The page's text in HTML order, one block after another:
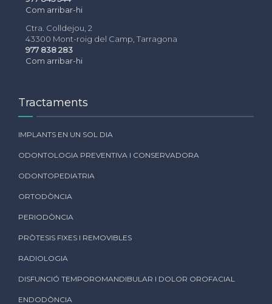
Com arribar-hi
Ctra. Colldejou, 2
43300 Mont-roig del Camp, Tarragona
977 838 283
Com arribar-hi
Tractaments
IMPLANTS EN UN SOL DIA
ODONTOLOGIA PREVENTIVA I CONSERVADORA
ODONTOPEDIATRIA
ORTODÒNCIA
PERIODÒNCIA
PRÒTESIS FIXES I REMOVIBLES
RADIOLOGIA
DISFUNCIÓ TEMPOROMANDIBULAR I DOLOR OROFACIAL
ENDODÒNCIA